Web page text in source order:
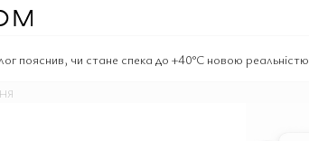
пояснив, чи стане спека до +40°C новою реальністю